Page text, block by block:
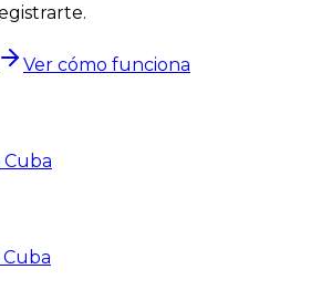
Ver cómo funciona
Cuba